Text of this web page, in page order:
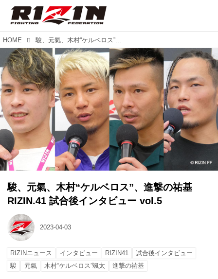
HOME 駿、元氣、木村“ケルベロス”、進撃の祐基 RIZIN.41 試合後インタビュー vol.5
駿、元氣、木村“ケルベロス”、進撃の祐基
RIZIN.41 試合後インタビュー vol.5
2023-04-03
RIZINニュース インタビュー RIZIN41
試合後インタビュー
駿
元氣 木村“ケルベロス”颯太 進撃の祐基